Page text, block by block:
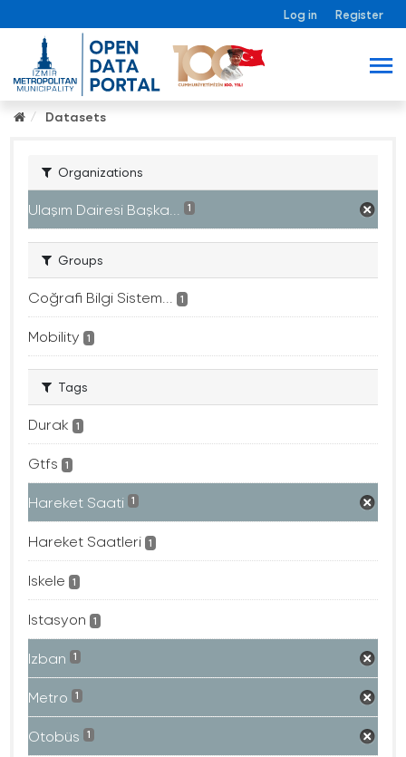
Log in Register
Datasets
Organizations
Ulaşım Dairesi Başka... 1
Groups
Coğrafi Bilgi Sistem... 1
Mobility 1
Tags
Durak 1
Gtfs 1
Hareket Saati 1
Hareket Saatleri 1
Iskele 1
Istasyon 1
Izban 1
Metro 1
Otobüs 1